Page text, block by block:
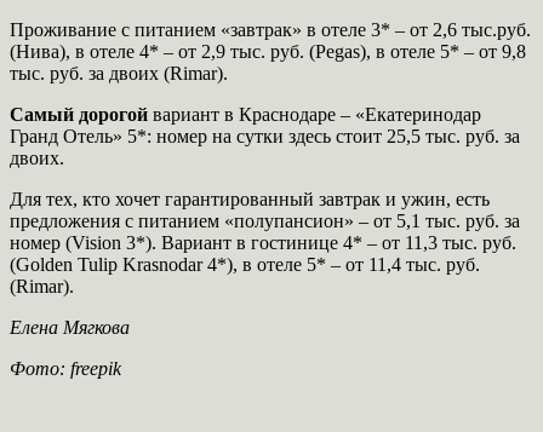
Проживание с питанием «завтрак» в отеле 3* – от 2,6 тыс.руб.
(Нива), в отеле 4* – от 2,9 тыс. руб. (Pegas), в отеле 5* – от 9,8
тыс. руб. за двоих (Rimar).
Самый дорогой вариант в Краснодаре – «Екатеринодар
Гранд Отель» 5*: номер на сутки здесь стоит 25,5 тыс. руб. за
двоих.
Для тех, кто хочет гарантированный завтрак и ужин, есть
предложения с питанием «полупансион» – от 5,1 тыс. руб. за
номер (Vision 3*). Вариант в гостинице 4* – от 11,3 тыс. руб.
(Golden Tulip Krasnodar 4*), в отеле 5* – от 11,4 тыс. руб.
(Rimar).
Елена Мягкова
Фото: freepik